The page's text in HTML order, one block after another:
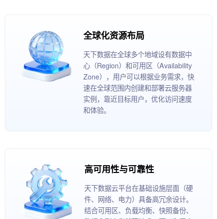
全球化资源布局
天下数据在全球多个地域设有数据中
心（Region）和可用区（Availability
Zone），用户可以根据业务需求，快
速在全球范围内创建和部署云服务器
实例，靠近目标用户，优化访问速度
和体验。
高可用性与可靠性
天下数据云平台在基础设施层面（硬
件、网络、电力）具备高冗余设计。
结合可用区、负载均衡、快照备份、